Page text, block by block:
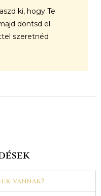
ki, hogy Te
döntsd el
szeretnéd
vannak?